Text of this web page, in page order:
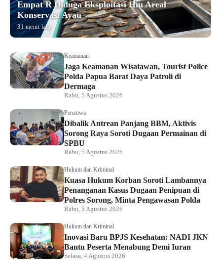
Empat R Diduga Eksploitasi Hiu Areal
Konservasi Ayau
31 menit lalu
Keamanan
Jaga Keamanan Wisatawan, Tourist Police
Polda Papua Barat Daya Patroli di
Dermaga
Rabu, 5 Agustus 2026
Peristiwa
Dibalik Antrean Panjang BBM, Aktivis
Sorong Raya Soroti Dugaan Permainan di
SPBU
Rabu, 5 Agustus 2026
Hukum dan Kriminal
Kuasa Hukum Korban Soroti Lambannya
Penanganan Kasus Dugaan Penipuan di
Polres Sorong, Minta Pengawasan Polda
Rabu, 5 Agustus 2026
Hukum dan Kriminal
Inovasi Baru BPJS Kesehatan: NADI JKN
Bantu Peserta Menabung Demi Iuran
Selasa, 4 Agustus 2026